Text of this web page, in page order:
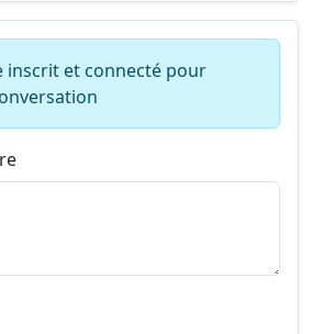
inscrit et connecté pour